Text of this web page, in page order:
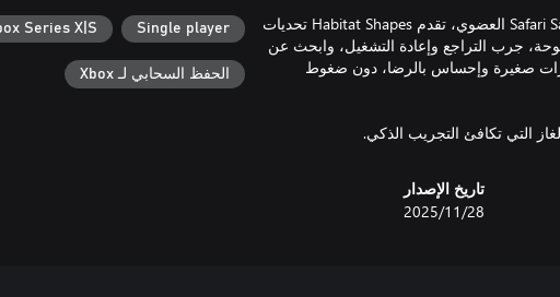
مع 30 مستوى مقسمة بين Urban Zoo المخطط وSafari Sanctuary العضوي، تقدم Habitat Shapes تحديات
جرب التراجع وإعادة التشغيل، وابحث عن
صغيرة وإحساس بالرضا، دون ضغوط
التي تكافئ التجريب الذكي.
تاريخ الإصدار
28‏/11‏/2025
Single player
Series X|S
الحفظ السحابي لـ Xbox